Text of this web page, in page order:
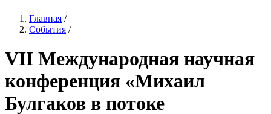
Главная /
События /
VII Международная научная
конференция «Михаил
Булгаков в потоке